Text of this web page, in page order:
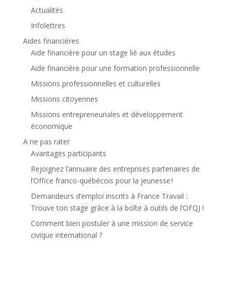
Actualités
Infolettres
Aides financières
Aide financière pour un stage lié aux études
Aide financière pour une formation professionnelle
Missions professionnelles et culturelles
Missions citoyennes
Missions entrepreneuriales et développement
économique
A ne pas rater
Avantages participants
Rejoignez l’annuaire des entreprises partenaires de
l’Office franco-québécois pour la jeunesse !
Demandeurs d’emploi inscrits à France Travail :
Trouve ton stage grâce à la boîte à outils de l’OFQJ !
Comment bien postuler à une mission de service
civique international ?